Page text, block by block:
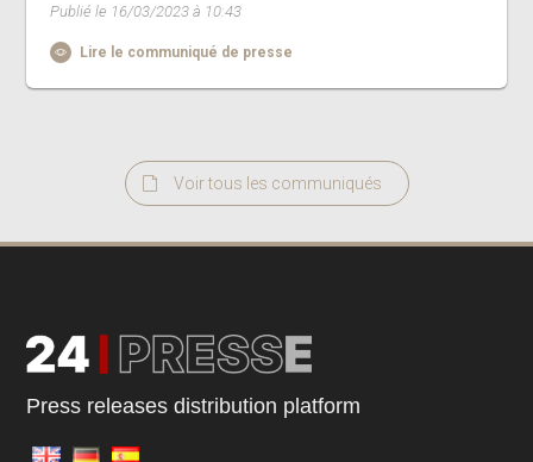
Publié le 16/03/2023 à 10:43
Lire le communiqué de presse
Voir tous les communiqués
Press releases distribution platform